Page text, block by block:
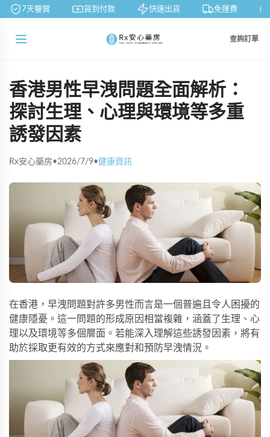
7天鑒賞 貨到付款 快速出貨 免運費
查詢訂單
香港男性早洩問題全面解析：
探討生理、心理與環境等多重
誘發因素
Rx安心藥房•2026/7/9•健康資訊
在香港，早洩問題對許多男性而言是一個普遍且令人困擾的
健康隱憂。這一問題的形成原因相當複雜，涵蓋了生理、心
理以及環境等多個層面。若能深入理解這些誘發因素，將有
助於採取更有效的方式來應對和預防早洩情況。